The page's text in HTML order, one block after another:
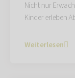
Nicht nur
Kinder erleben
Weiterlesen